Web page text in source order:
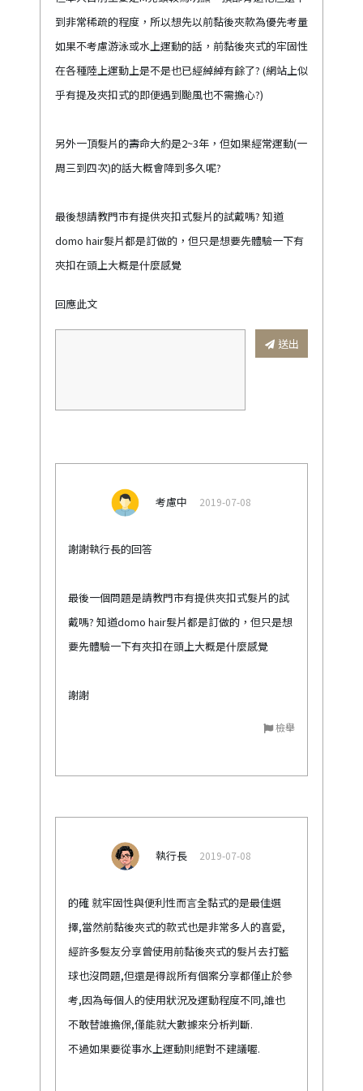
到非常稀疏的程度，所以想先以前黏後夾款為優先考量
如果不考慮游泳或水上運動的話，前黏後夾式的牢固性
在各種陸上運動上是不是也已經綽綽有餘了? (網站上似
乎有提及夾扣式的即便遇到颱風也不需擔心?)
另外一頂髮片的壽命大約是2~3年，但如果經常運動(一
周三到四次)的話大概會降到多久呢?
最後想請教門市有提供夾扣式髮片的試戴嗎? 知道
domo hair髮片都是訂做的，但只是想要先體驗一下有
夾扣在頭上大概是什麼感覺
回應此文
送出
考慮中 2019-07-08
謝謝執行長的回答
最後一個問題是請教門市有提供夾扣式髮片的試
戴嗎? 知道domo hair髮片都是訂做的，但只是想
要先體驗一下有夾扣在頭上大概是什麼感覺
謝謝
檢舉
執行長 2019-07-08
的確 就牢固性與便利性而言全黏式的是最佳選
擇,當然前黏後夾式的款式也是非常多人的喜愛,
經許多髮友分享曾使用前黏後夾式的髮片去打籃
球也沒問題,但還是得說所有個案分享都僅止於參
考,因為每個人的使用狀況及運動程度不同,誰也
不敢替誰擔保,僅能就大數據來分析判斷.
不過如果要從事水上運動則絕對不建議喔.